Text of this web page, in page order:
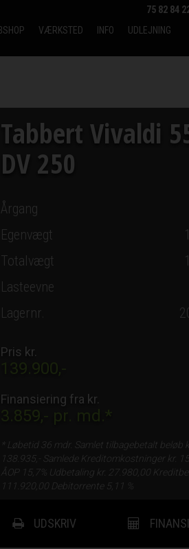
75 82 84
VÆRKSTED INFO UDLEJNING
Tabbert Vivaldi
DV 250
Årgang
Egenvægt
Totalvægt
Lasteevne
Lagernr.
Pris kr.
139.900,-
Finansiering fra kr.
3.859,- pr. md.*
* Løbetid 36 mdr. Samlet tilbagebetalt beløb
138.935,-
Samlede Kreditomkostninger kr.
ÅOP 15,7% Udbetaling kr. 27.980,00
111.920,00 Debitorrente 5,11 %
UDSKRIV